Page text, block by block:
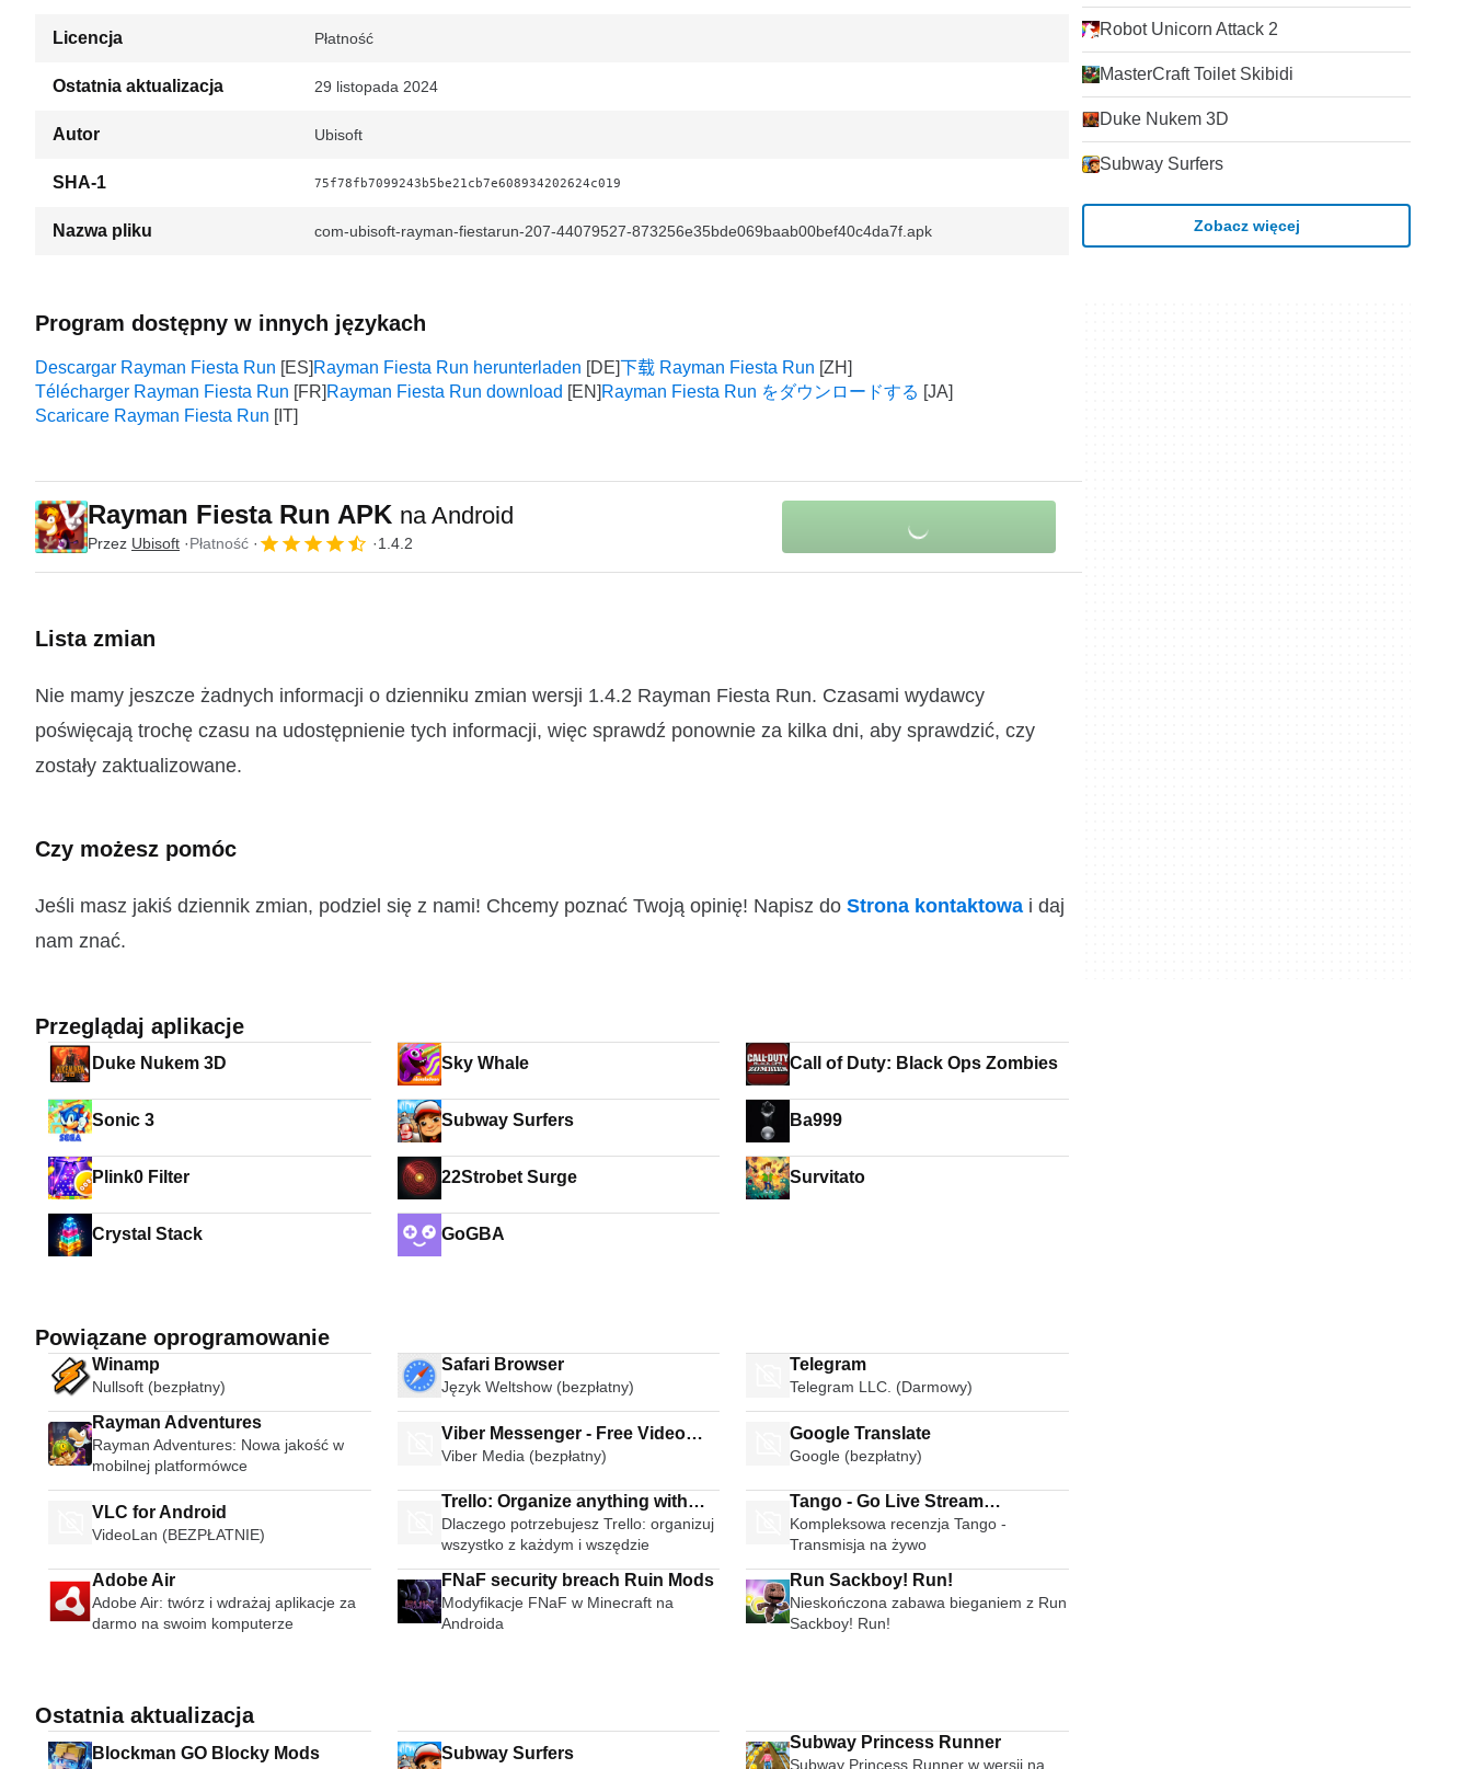
Licencja Płatność
Ostatnia aktualizacja 29 listopada 2024
Autor Ubisoft
SHA-1 75f78fb7099243b5be21cb7e608934202624c019
Nazwa pliku com-ubisoft-rayman-fiestarun-207-44079527-873256e35bde069baab00bef40c4da7f.apk
Program dostępny w innych językach
Descargar Rayman Fiesta Run Rayman Fiesta Run herunterladen
下载 Rayman Fiesta Run
Télécharger Rayman Fiesta Run
Rayman Fiesta Run download
Rayman Fiesta Run をダウンロードする
Scaricare Rayman Fiesta Run
Rayman Fiesta Run APK na Android
Przez Ubisoft Płatność 1.4.2
Lista zmian
Nie mamy jeszcze żadnych informacji o dzienniku zmian wersji 1.4.2 Rayman Fiesta Run. Czasami wydawcy
poświęcają trochę czasu na udostępnienie tych informacji, więc sprawdź ponownie za kilka dni, aby sprawdzić, czy
zostały zaktualizowane.
Czy możesz pomóc
Jeśli masz jakiś dziennik zmian, podziel się z nami! Chcemy poznać Twoją opinię! Napisz do Strona kontaktowa i daj
nam znać.
Przeglądaj aplikacje
Duke Nukem 3D Sky Whale Call of Duty: Black Ops Zombies
Sonic 3 Subway Surfers Ba999
Plink0 Filter 22Strobet Surge Survitato
Crystal Stack GoGBA
Powiązane oprogramowanie
Winamp
Nullsoft (bezpłatny)
Safari Browser
Język Weltshow (bezpłatny)
Telegram
Telegram LLC. (Darmowy)
Rayman Adventures
Rayman Adventures: Nowa jakość w
mobilnej platformówce
Viber Messenger - Free Video
Calls Group Chats
Viber Media (bezpłatny)
Google Translate
Google (bezpłatny)
VLC for Android
VideoLan (BEZPŁATNIE)
Trello: Organize anything with
anyone anywhere
Dlaczego potrzebujesz Trello: organizuj
wszystko z każdym i wszędzie
Tango - Go Live Stream
Broadcast Live Video Chat
Kompleksowa recenzja Tango -
Transmisja na żywo
Adobe Air
Adobe Air: twórz i wdrażaj aplikacje za
darmo na swoim komputerze
FNaF security breach Ruin Mods
Modyfikacje FNaF w Minecraft na
Androida
Run Sackboy! Run!
Nieskończona zabawa bieganiem z Run
Sackboy! Run!
Ostatnia aktualizacja
Blockman GO Blocky Mods Subway Surfers
Subway Princess Runner
Subway Princess Runner w wersji na
Robot Unicorn Attack 2
MasterCraft Toilet Skibidi
Duke Nukem 3D
Subway Surfers
Zobacz więcej